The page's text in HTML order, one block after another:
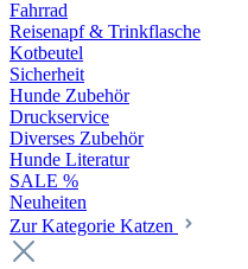
Fahrrad
Reisenapf & Trinkflasche
Kotbeutel
Sicherheit
Hunde Zubehör
Druckservice
Diverses Zubehör
Hunde Literatur
SALE %
Neuheiten
Zur Kategorie Katzen